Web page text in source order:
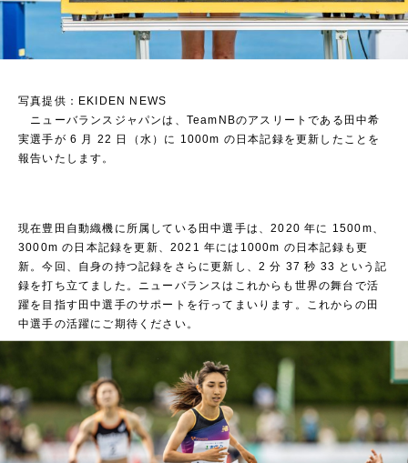
写真提供：EKIDEN NEWS
ニューバランスジャパンは、TeamNBのアスリートである田中希
実選手が 6 月 22 日（水）に 1000m の日本記録を更新したことを
報告いたします。
現在豊田自動織機に所属している田中選手は、2020 年に 1500m、
3000m の日本記録を更新、2021 年には1000m の日本記録も更
新。今回、自身の持つ記録をさらに更新し、2 分 37 秒 33 という記
録を打ち立てました。ニューバランスはこれからも世界の舞台で活
躍を目指す田中選手のサポートを行ってまいります。これからの田
中選手の活躍にご期待ください。